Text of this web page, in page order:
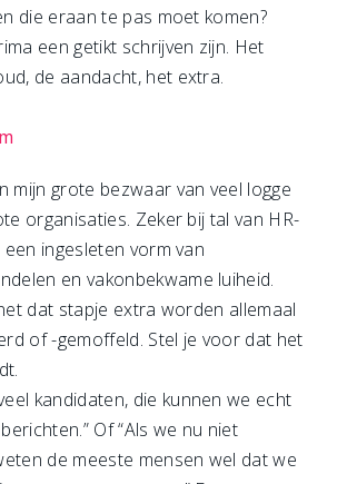
die eraan te pas moet komen?
een getikt schrijven zijn. Het
de aandacht, het extra.
mijn grote bezwaar van veel logge
organisaties. Zeker bij tal van HR-
een ingesleten vorm van
en vakonbekwame luiheid.
dat stapje extra worden allemaal
of -gemoffeld. Stel je voor dat het
kandidaten, die kunnen we echt
Of “Als we nu niet
de meeste mensen wel dat we